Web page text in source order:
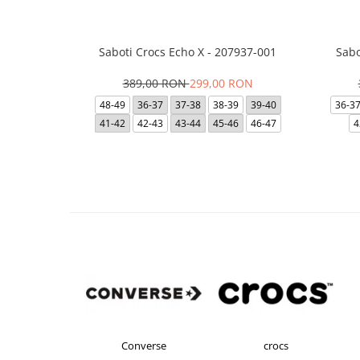
Saboti Crocs Echo X - 207937-001
389,00 RON299,00 RON
48-49 36-37 37-38 38-39
39-40
41-42
42-43 43-44 45-46 46-47
36-37
Converse crocs